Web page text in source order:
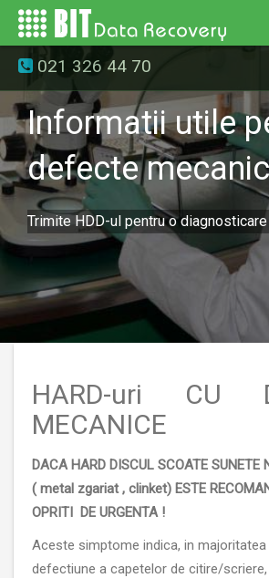
021 326 44 70
Informatii utile
defecte
Trimite HDD-ul pentru o
HARD-uri CU
MECANICE
DACA HARD DISCUL SCOATE SUNETE
( metal zgariat , clinket) ESTE
OPRITI DE URGENTA !
Aceste simptome indica, in majoritatea
defectiune a capetelor de citire/